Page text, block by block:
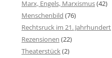
Marx, Engels, Marxismus(42)
Menschenbild (76)
Rechtsruck im 21. Jahrhundert
Rezensionen (22)
Theaterstück(2)